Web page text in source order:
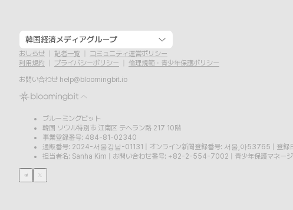
韓国経済メディアグループ
おしらせ 記者一覧
コミュニティ運営ポリシー
利用規約
プライバシーポリシー
倫理規範・青少年保護ポリシー
お問い合わせ help@bloomingbit.io
ブルーミングビット
韓国 ソウル特別市 江南区 テヘラン路 217 10階
事業登録番号: 484-81-02340
通販番号: 2024-서울강남-01131
オンライン新聞登録番号: 서울,아53765 登録
担当者名: Sanha Kim
お問い合わせ番号: +82-2-554-7002 青少年保護マネー